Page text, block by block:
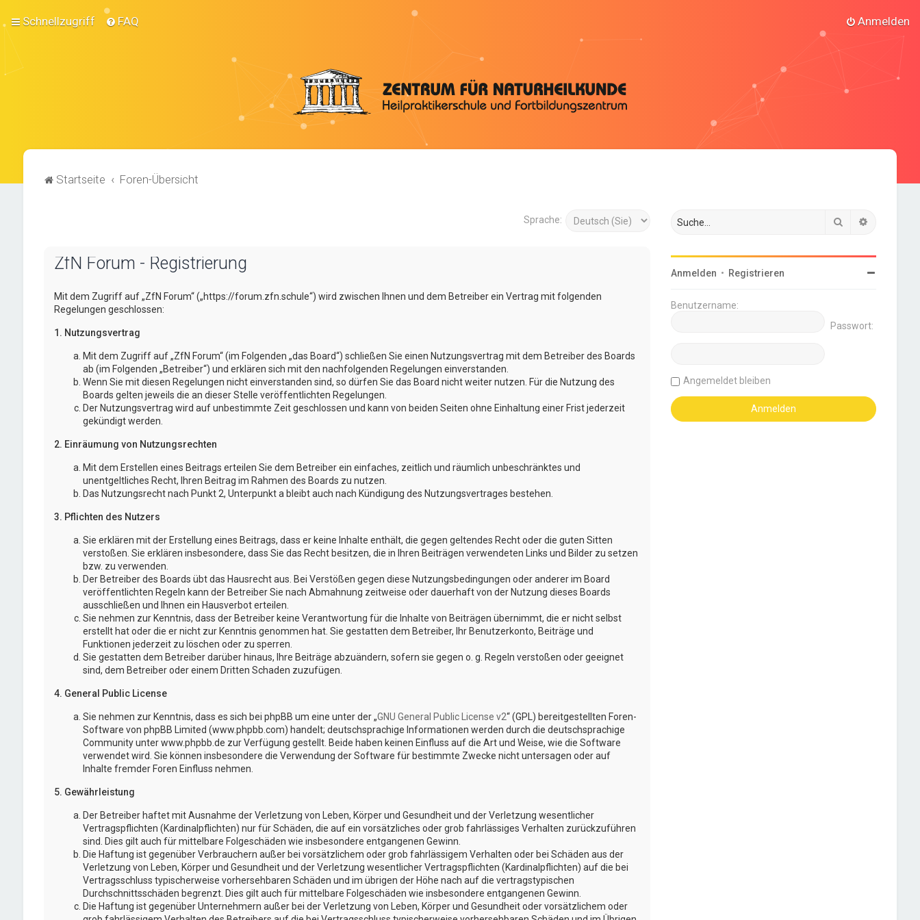
Schnellzugriff FAQ Anmelden
Startseite Foren-Übersicht
Sprache:
ZfN Forum - Registrierung
Mit dem Zugriff auf „ZfN Forum“ („https://forum.zfn.schule“) wird zwischen Ihnen und dem Betreiber ein Vertrag mit folgenden
Regelungen geschlossen:
1. Nutzungsvertrag
Mit dem Zugriff auf „ZfN Forum“ (im Folgenden „das Board“) schließen Sie einen Nutzungsvertrag mit dem Betreiber des Boards
ab (im Folgenden „Betreiber“) und erklären sich mit den nachfolgenden Regelungen einverstanden.
Wenn Sie mit diesen Regelungen nicht einverstanden sind, so dürfen Sie das Board nicht weiter nutzen. Für die Nutzung des
Boards gelten jeweils die an dieser Stelle veröffentlichten Regelungen.
Der Nutzungsvertrag wird auf unbestimmte Zeit geschlossen und kann von beiden Seiten ohne Einhaltung einer Frist jederzeit
gekündigt werden.
2. Einräumung von Nutzungsrechten
Mit dem Erstellen eines Beitrags erteilen Sie dem Betreiber ein einfaches, zeitlich und räumlich unbeschränktes und
unentgeltliches Recht, Ihren Beitrag im Rahmen des Boards zu nutzen.
Das Nutzungsrecht nach Punkt 2, Unterpunkt a bleibt auch nach Kündigung des Nutzungsvertrages bestehen.
3. Pflichten des Nutzers
Sie erklären mit der Erstellung eines Beitrags, dass er keine Inhalte enthält, die gegen geltendes Recht oder die guten Sitten
verstoßen. Sie erklären insbesondere, dass Sie das Recht besitzen, die in Ihren Beiträgen verwendeten Links und Bilder zu setzen
bzw. zu verwenden.
Der Betreiber des Boards übt das Hausrecht aus. Bei Verstößen gegen diese Nutzungsbedingungen oder anderer im Board
veröffentlichten Regeln kann der Betreiber Sie nach Abmahnung zeitweise oder dauerhaft von der Nutzung dieses Boards
ausschließen und Ihnen ein Hausverbot erteilen.
Sie nehmen zur Kenntnis, dass der Betreiber keine Verantwortung für die Inhalte von Beiträgen übernimmt, die er nicht selbst
erstellt hat oder die er nicht zur Kenntnis genommen hat. Sie gestatten dem Betreiber, Ihr Benutzerkonto, Beiträge und
Funktionen jederzeit zu löschen oder zu sperren.
Sie gestatten dem Betreiber darüber hinaus, Ihre Beiträge abzuändern, sofern sie gegen o. g. Regeln verstoßen oder geeignet
sind, dem Betreiber oder einem Dritten Schaden zuzufügen.
4. General Public License
Sie nehmen zur Kenntnis, dass es sich bei phpBB um eine unter der „GNU General Public License v2“ (GPL) bereitgestellten Foren-
Software von phpBB Limited (www.phpbb.com) handelt; deutschsprachige Informationen werden durch die deutschsprachige
Community unter www.phpbb.de zur Verfügung gestellt. Beide haben keinen Einfluss auf die Art und Weise, wie die Software
verwendet wird. Sie können insbesondere die Verwendung der Software für bestimmte Zwecke nicht untersagen oder auf
Inhalte fremder Foren Einfluss nehmen.
5. Gewährleistung
Der Betreiber haftet mit Ausnahme der Verletzung von Leben, Körper und Gesundheit und der Verletzung wesentlicher
Vertragspflichten (Kardinalpflichten) nur für Schäden, die auf ein vorsätzliches oder grob fahrlässiges Verhalten zurückzuführen
sind. Dies gilt auch für mittelbare Folgeschäden wie insbesondere entgangenen Gewinn.
Die Haftung ist gegenüber Verbrauchern außer bei vorsätzlichem oder grob fahrlässigem Verhalten oder bei Schäden aus der
Verletzung von Leben, Körper und Gesundheit und der Verletzung wesentlicher Vertragspflichten (Kardinalpflichten) auf die bei
Vertragsschluss typischerweise vorhersehbaren Schäden und im übrigen der Höhe nach auf die vertragstypischen
Durchschnittsschäden begrenzt. Dies gilt auch für mittelbare Folgeschäden wie insbesondere entgangenen Gewinn.
Die Haftung ist gegenüber Unternehmern außer bei der Verletzung von Leben, Körper und Gesundheit oder vorsätzlichem oder
Suche
Anmelden • Registrieren
Benutzername:
Passwort:
Angemeldet bleiben